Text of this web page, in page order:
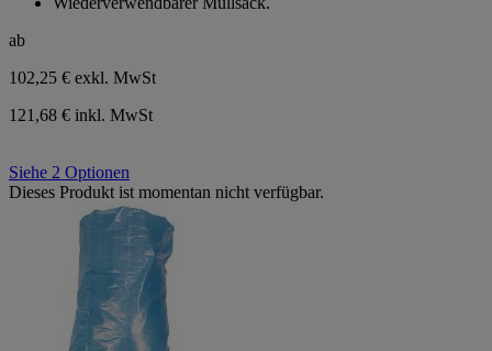
ab
102,25 € exkl. MwSt
121,68 € inkl. MwSt
Siehe 2 Optionen
Dieses Produkt ist momentan nicht verfügbar.